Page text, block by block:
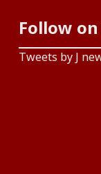
Follow
Tweets by J